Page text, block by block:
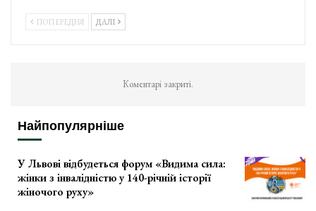
ПОПЕРЕДНЯ ДАЛІ
Коментарі закриті.
Найпопулярніше
У Львові відбудеться форум «Видима сила:
жінки з інвалідністю у 140-річній історії
жіночого руху»